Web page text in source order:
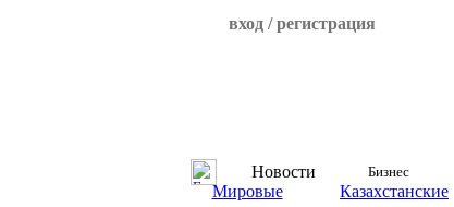
вход / регистрация
Новости Бизнес
Мировые Казахстанские